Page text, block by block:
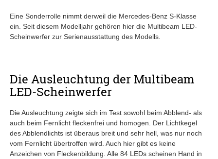
Eine Sonderrolle nimmt derweil die Mercedes-Benz S-Klasse
ein. Seit diesem Modelljahr gehören hier die Multibeam LED-
Scheinwerfer zur Serienausstattung des Modells.
Die Ausleuchtung der Multibeam
LED-Scheinwerfer
Die Ausleuchtung zeigte sich im Test sowohl beim Abblend- als
auch beim Fernlicht fleckenfrei und homogen. Der Lichtkegel
des Abblendlichts ist überaus breit und sehr hell, was nur noch
vom Fernlicht übertroffen wird. Auch hier gibt es keine
Anzeichen von Fleckenbildung. Alle 84 LEDs scheinen Hand in